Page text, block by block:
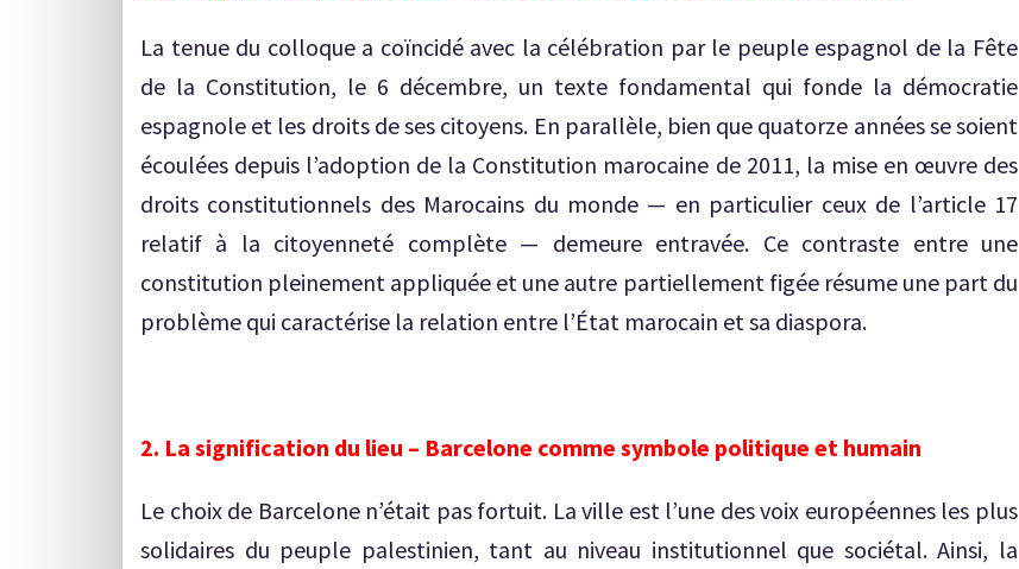
La tenue du colloque a coïncidé avec la célébration par le peuple espagnol de la Fête
de la Constitution, le 6 décembre, un texte fondamental qui fonde la démocratie
espagnole et les droits de ses citoyens. En parallèle, bien que quatorze années se soient
écoulées depuis l’adoption de la Constitution marocaine de 2011, la mise en œuvre des
droits constitutionnels des Marocains du monde — en particulier ceux de l’article 17
relatif à la citoyenneté complète — demeure entravée. Ce contraste entre une
constitution pleinement appliquée et une autre partiellement figée résume une part du
problème qui caractérise la relation entre l’État marocain et sa diaspora.
2. La signification du lieu – Barcelone comme symbole politique et humain
Le choix de Barcelone n’était pas fortuit. La ville est l’une des voix européennes les plus
solidaires du peuple palestinien, tant au niveau institutionnel que sociétal. Ainsi, la